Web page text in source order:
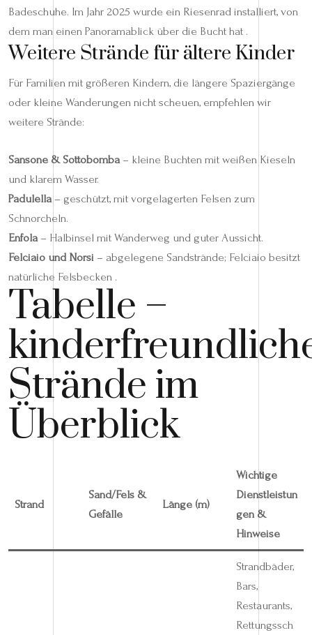
Badeschuhe. Im Jahr 2025 wurde ein Riesenrad installiert, von
dem man einen Panoramablick über die Bucht hat .
Weitere Strände für ältere Kinder
Für Familien mit größeren Kindern, die längere Spaziergänge
oder kleine Wanderungen nicht scheuen, empfehlen wir
weitere Strände:
Sansone & Sottobomba– kleine Buchten mit weißen Kieseln
und klarem Wasser.
Padulella– geschützt, mit vorgelagerten Felsen zum
Schnorcheln.
Enfola– Halbinsel mit Wanderweg und guter Aussicht.
Felciaio und Norsi – abgelegene Sandstrände; Felciaio besitzt
natürliche Felsbecken .
Tabelle –
Strände im
Überblick
Strand
Sand/Fels &
Gefälle
Länge (m)
Wichtige
Dienstleistun
gen &
Hinweise
Strandbäder,
Bars,
Restaurants,
Rettungssch